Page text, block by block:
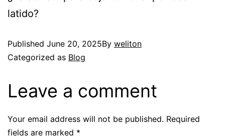
latido?
Published June 20, 2025By weliton
Categorized as Blog
Leave a comment
Your email address will not be published. Required
fields are marked *